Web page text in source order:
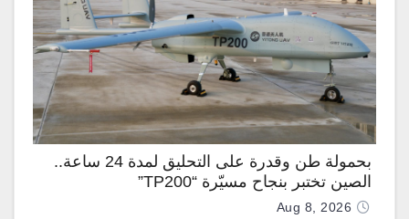
بحمولة طن وقدرة على التحليق لمدة 24 ساعة..
الصين تختبر بنجاح مسيّرة “TP200”
Aug 8, 2026